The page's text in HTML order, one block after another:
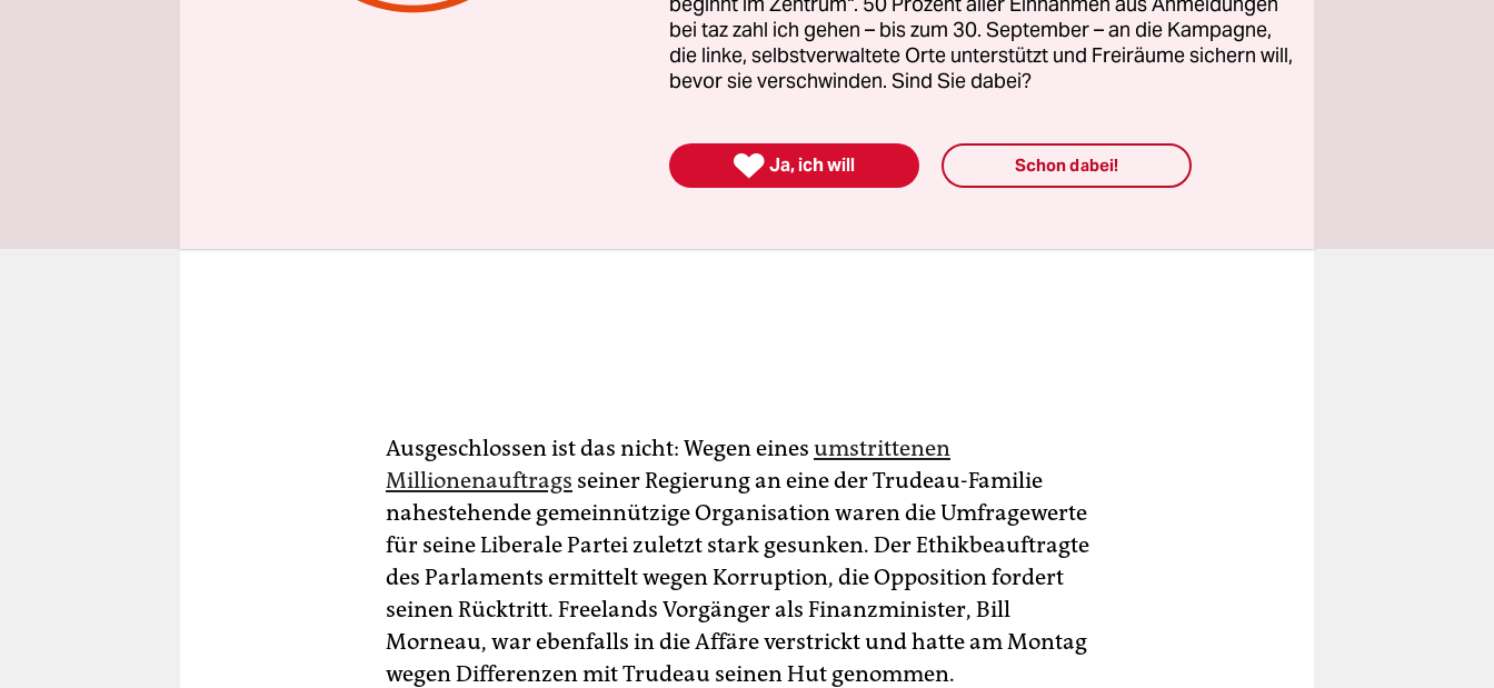
Ausgeschlossen ist das nicht: Wegen eines umstrittenen
Millionenauftrags seiner Regierung an eine der Trudeau-Familie
nahestehende gemeinnützige Organisation waren die Umfragewerte
für seine Liberale Partei zuletzt stark gesunken. Der Ethikbeauftragte
des Parlaments ermittelt wegen Korruption, die Opposition fordert
seinen Rücktritt. Freelands Vorgänger als Finanzminister, Bill
Morneau, war ebenfalls in die Affäre verstrickt und hatte am Montag
wegen Differenzen mit Trudeau seinen Hut genommen.
bei taz zahl ich gehen – bis zum 30. September – an die Kampagne,
die linke, selbstverwaltete Orte unterstützt und Freiräume sichern will,
bevor sie verschwinden. Sind Sie dabei?
 Ja, ich will Schon dabei!